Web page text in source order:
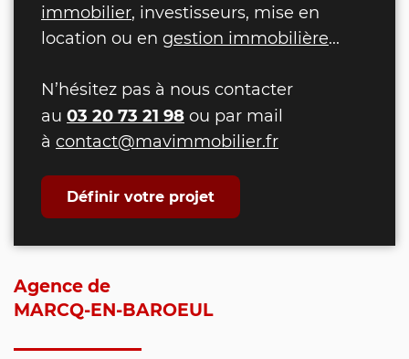
immobilier, investisseurs, mise en
location ou en gestion immobilière...
N’hésitez pas à nous contacter
au 03 20 73 21 98 ou par mail
à contact@mavimmobilier.fr
Définir votre projet
Agence de
MARCQ-EN-BAROEUL